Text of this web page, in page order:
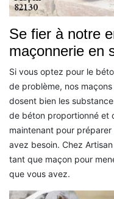
Se fier à notre
maçonnerie en
Si vous optez pour le
de problème, nos
dosent bien les
de béton proportionné et
maintenant pour
avez besoin. Chez
tant que maçon pour
que vous avez.